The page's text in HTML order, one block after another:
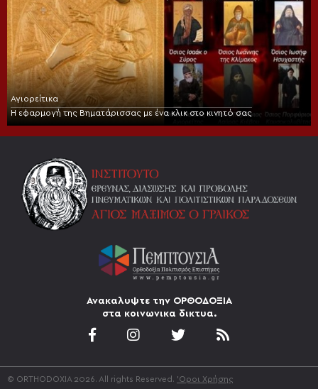
Αγιορείτικα
Η εφαρμογή της Βηματάρισσας με ένα κλικ στο κινητό σας
Ανακαλυψτε την ΟΡΘΟΔΟΞΙΑ
στα κοινωνικα δικτυα.
© ORTHODOXIA 2026. All rights Reserved. 'Οροι Χρήσης